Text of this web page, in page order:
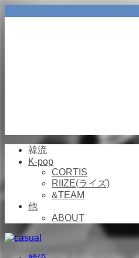
韓流
K-pop
CORTIS
RIIZE(ライズ)
&TEAM
他
ABOUT